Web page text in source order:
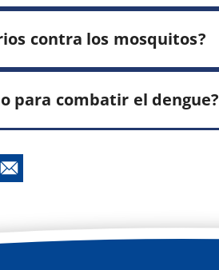
contra los mosquitos?
para combatir el dengue?